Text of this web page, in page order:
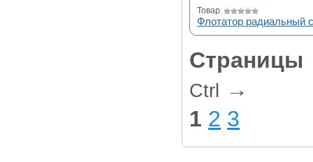
Товар
Флотатор радиальный
Страницы
Ctrl
→
1 2 3